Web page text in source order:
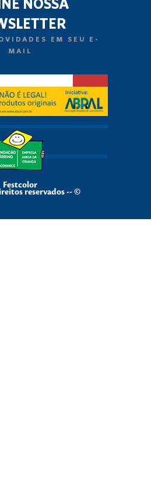
EM SEU E-
MAIL
Festcolor
reservados -- ©